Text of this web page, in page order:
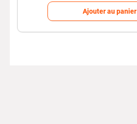
Ajouter au panier